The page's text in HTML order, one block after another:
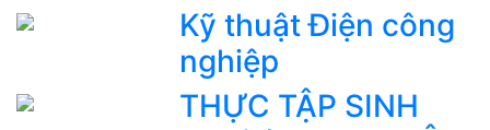
Kỹ thuật Điện công
nghiệp
THỰC TẬP SINH